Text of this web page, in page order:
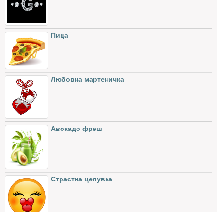
Пица
Любовна мартеничка
Авокадо фреш
Страстна целувка